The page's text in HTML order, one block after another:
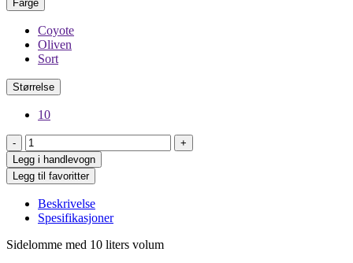
Farge
Coyote
Oliven
Sort
Størrelse
10
-
+
Legg i handlevogn
Legg til favoritter
Beskrivelse
Spesifikasjoner
Sidelomme med 10 liters volum